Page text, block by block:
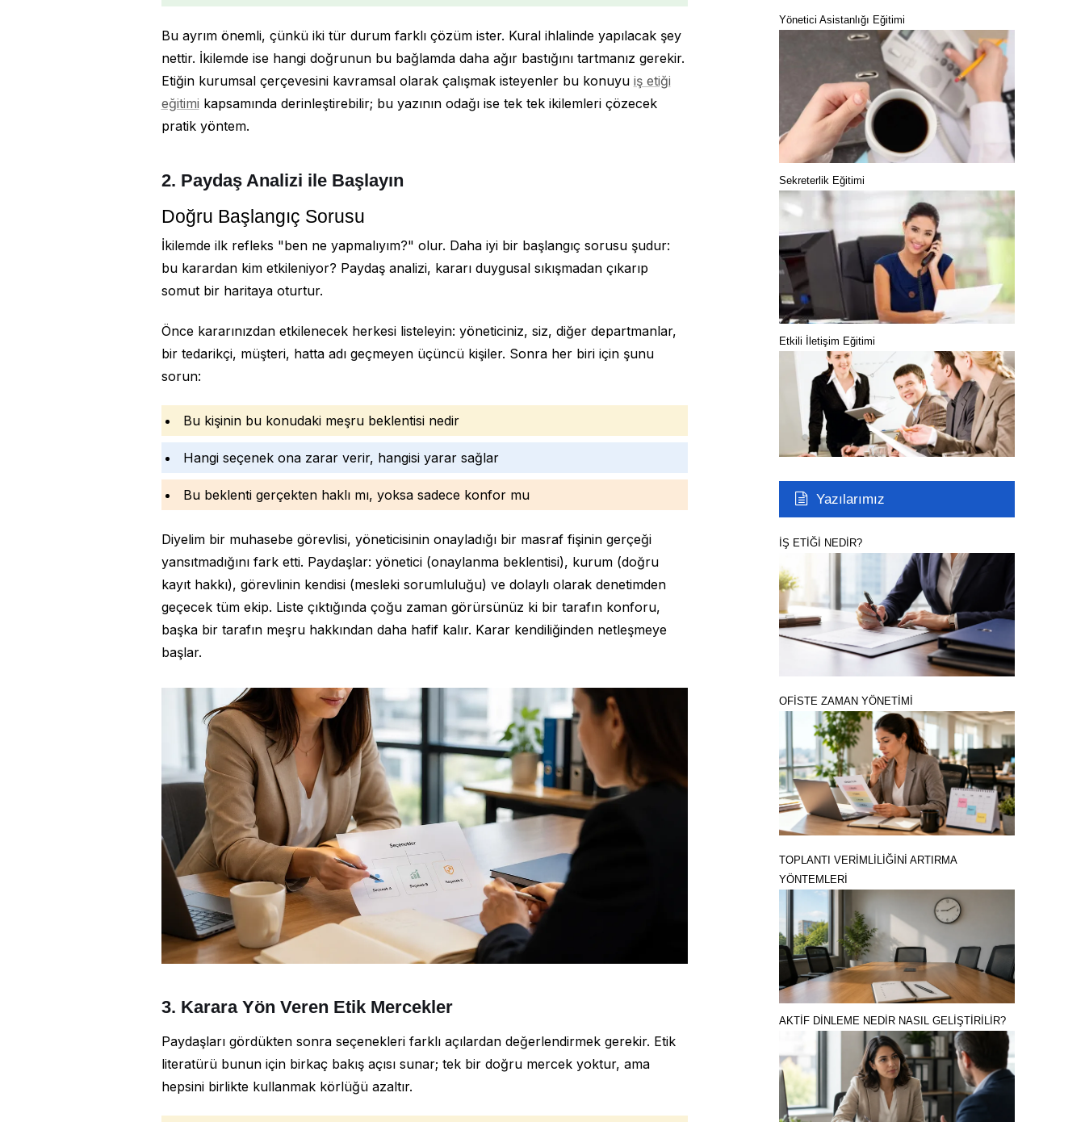
Bu ayrım önemli, çünkü iki tür durum farklı çözüm ister. Kural ihlalinde yapılacak şey
nettir. İkilemde ise hangi doğrunun bu bağlamda daha ağır bastığını tartmanız gerekir.
Etiğin kurumsal çerçevesini kavramsal olarak çalışmak isteyenler bu konuyu iş etiği
eğitimi kapsamında derinleştirebilir; bu yazının odağı ise tek tek ikilemleri çözecek
pratik yöntem.
2. Paydaş Analizi ile Başlayın
Doğru Başlangıç Sorusu
İkilemde ilk refleks "ben ne yapmalıyım?" olur. Daha iyi bir başlangıç sorusu şudur:
bu karardan kim etkileniyor? Paydaş analizi, kararı duygusal sıkışmadan çıkarıp
somut bir haritaya oturtur.
Önce kararınızdan etkilenecek herkesi listeleyin: yöneticiniz, siz, diğer departmanlar,
bir tedarikçi, müşteri, hatta adı geçmeyen üçüncü kişiler. Sonra her biri için şunu
sorun:
Bu kişinin bu konudaki meşru beklentisi nedir
Hangi seçenek ona zarar verir, hangisi yarar sağlar
Bu beklenti gerçekten haklı mı, yoksa sadece konfor mu
Diyelim bir muhasebe görevlisi, yöneticisinin onayladığı bir masraf fişinin gerçeği
yansıtmadığını fark etti. Paydaşlar: yönetici (onaylanma beklentisi), kurum (doğru
kayıt hakkı), görevlinin kendisi (mesleki sorumluluğu) ve dolaylı olarak denetimden
geçecek tüm ekip. Liste çıktığında çoğu zaman görürsünüz ki bir tarafın konforu,
başka bir tarafın meşru hakkından daha hafif kalır. Karar kendiliğinden netleşmeye
başlar.
3. Karara Yön Veren Etik Mercekler
Paydaşları gördükten sonra seçenekleri farklı açılardan değerlendirmek gerekir. Etik
literatürü bunun için birkaç bakış açısı sunar; tek bir doğru mercek yoktur, ama
hepsini birlikte kullanmak körlüğü azaltır.
Yönetici Asistanlığı Eğitimi
Sekreterlik Eğitimi
Etkili İletişim Eğitimi
Yazılarımız
İŞ ETİĞİ NEDİR?
OFİSTE ZAMAN YÖNETİMİ
TOPLANTI VERİMLİLİĞİNİ ARTIRMA
YÖNTEMLERİ
AKTİF DİNLEME NEDİR NASIL GELİŞTİRİLİR?